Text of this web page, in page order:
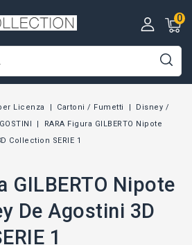
0
Licenza Cartoni / Fumetti
Disney /
RARA Figura GILBERTO Nipote
Collection SERIE 1
GILBERTO Nipote
De Agostini 3D
1